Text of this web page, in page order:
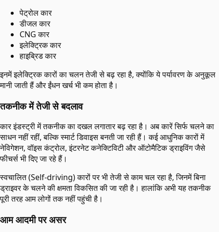
पेट्रोल कार
डीजल कार
CNG कार
इलेक्ट्रिक कार
हाइब्रिड कार
इनमें इलेक्ट्रिक कारों का चलन तेजी से बढ़ रहा है, क्योंकि ये पर्यावरण के अनुकूल
मानी जाती हैं और ईंधन खर्च भी कम होता है।
तकनीक में तेजी से बदलाव
कार इंडस्ट्री में तकनीक का दखल लगातार बढ़ रहा है। अब कारें सिर्फ चलने का
साधन नहीं रहीं, बल्कि स्मार्ट डिवाइस बनती जा रही हैं। कई आधुनिक कारों में
नेविगेशन, वॉइस कंट्रोल, इंटरनेट कनेक्टिविटी और ऑटोमैटिक ड्राइविंग जैसे
फीचर्स भी दिए जा रहे हैं।
स्वचालित (Self-driving) कारों पर भी तेजी से काम चल रहा है, जिनमें बिना
ड्राइवर के चलने की क्षमता विकसित की जा रही है। हालांकि अभी यह तकनीक
पूरी तरह आम लोगों तक नहीं पहुंची है।
आम आदमी पर असर